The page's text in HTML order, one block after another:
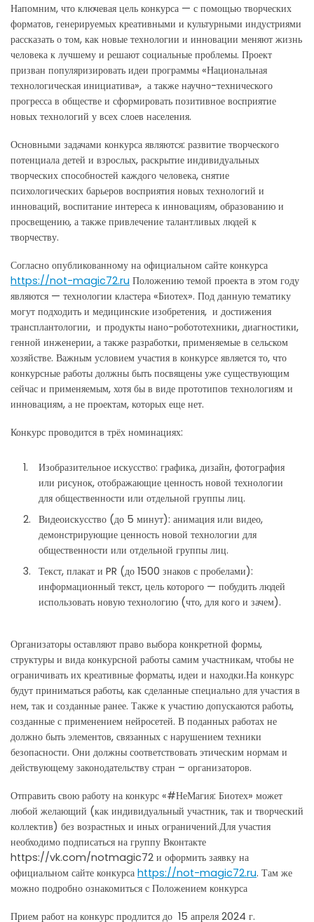
Напомним, что ключевая цель конкурса — с помощью творческих
форматов, генерируемых креативными и культурными индустриями
рассказать о том, как новые технологии и инновации меняют жизнь
человека к лучшему и решают социальные проблемы. Проект
призван популяризировать идеи программы «Национальная
технологическая инициатива», а также научно-технического
прогресса в обществе и сформировать позитивное восприятие
новых технологий у всех слоев населения.
Основными задачами конкурса являются: развитие творческого
потенциала детей и взрослых, раскрытие индивидуальных
творческих способностей каждого человека, снятие
психологических барьеров восприятия новых технологий и
инноваций, воспитание интереса к инновациям, образованию и
просвещению, а также привлечение талантливых людей к
творчеству.
Согласно опубликованному на официальном сайте конкурса
https://not-magic72.ru Положению темой проекта в этом году
являются — технологии кластера «Биотех». Под данную тематику
могут подходить и медицинские изобретения, и достижения
трансплантологии, и продукты нано-робототехники, диагностики,
генной инженерии, а также разработки, применяемые в сельском
хозяйстве. Важным условием участия в конкурсе является то, что
конкурсные работы должны быть посвящены уже существующим
сейчас и применяемым, хотя бы в виде прототипов технологиям и
инновациям, а не проектам, которых еще нет.
Конкурс проводится в трёх номинациях:
Изобразительное искусство: графика, дизайн, фотография
или рисунок, отображающие ценность новой технологии
для общественности или отдельной группы лиц.
Видеоискусство (до 5 минут): анимация или видео,
демонстрирующие ценность новой технологии для
общественности или отдельной группы лиц.
Текст, плакат и PR (до 1500 знаков с пробелами):
информационный текст, цель которого — побудить людей
использовать новую технологию (что, для кого и зачем).
Организаторы оставляют право выбора конкретной формы,
структуры и вида конкурсной работы самим участникам, чтобы не
ограничивать их креативные форматы, идеи и находки.На конкурс
будут приниматься работы, как сделанные специально для участия в
нем, так и созданные ранее. Также к участию допускаются работы,
созданные с применением нейросетей. В поданных работах не
должно быть элементов, связанных с нарушением техники
безопасности. Они должны соответствовать этическим нормам и
действующему законодательству стран – организаторов.
Отправить свою работу на конкурс «#НеМагия: Биотех» может
любой желающий (как индивидуальный участник, так и творческий
коллектив) без возрастных и иных ограничений.Для участия
необходимо подписаться на группу Вконтакте
https://vk.com/notmagic72 и оформить заявку на
официальном сайте конкурса https://not-magic72.ru. Там же
можно подробно ознакомиться с Положением конкурса
Прием работ на конкурс продлится до 15 апреля 2024 г.